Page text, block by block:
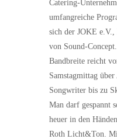
Catering-
umfangreiche
sich der JOKE
von Sound-
Bandbreite reicht
Samstagmittag
Songwriter bis zu
Man darf gespannt
heuer in den
Roth Licht&Ton.